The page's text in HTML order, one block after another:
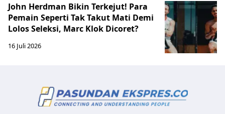
John Herdman Bikin Terkejut! Para
Pemain Seperti Tak Takut Mati Demi
Lolos Seleksi, Marc Klok Dicoret?
16 Juli 2026